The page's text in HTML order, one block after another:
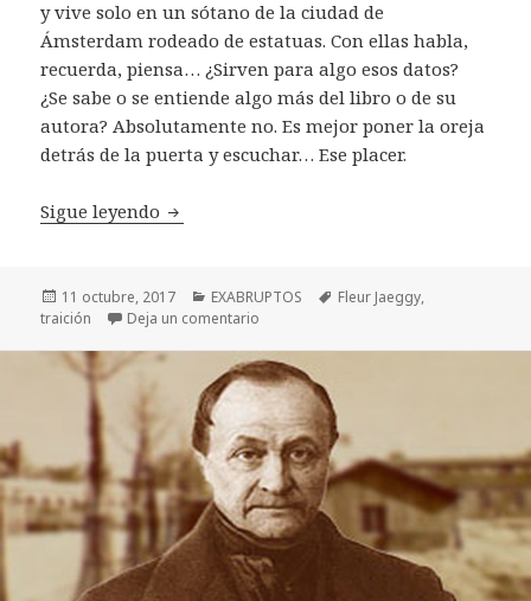
y vive solo en un sótano de la ciudad de
Ámsterdam rodeado de estatuas. Con ellas habla,
recuerda, piensa… ¿Sirven para algo esos datos?
¿Se sabe o se entiende algo más del libro o de su
autora? Absolutamente no. Es mejor poner la oreja
detrás de la puerta y escuchar… Ese placer.
Sigue leyendo Fleur Jaeggy: «Traicionar es bueno»
Publicado
el
11 octubre, 2017 Categorías
EXABRUPTOS Etiquetas
Fleur Jaeggy,
traición
Deja un comentario